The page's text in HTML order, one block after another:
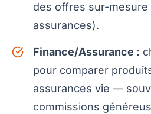
des offres sur-mesure
assurances).
Finance/Assurance :
pour comparer
assurances vie —
commissions